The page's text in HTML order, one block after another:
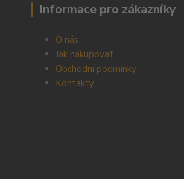
Informace pro zákazníky
O nás
Jak nakupovat
Obchodní podmínky
Kontakty